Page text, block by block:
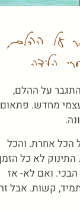
על ההלם,
הלידה
על ההלם,
עצמי מחדש. פתאום
הכל אחרת. והכל
התינוק לא כל
ואם לא- אז
קשות. אבל